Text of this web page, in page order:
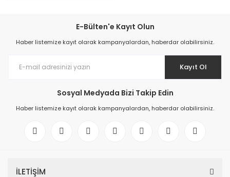
E-Bülten'e Kayıt Olun
Haber listemize kayıt olarak kampanyalardan, haberdar olabilirsiniz.
Kayıt Ol
Sosyal Medyada Bizi Takip Edin
Haber listemize kayıt olarak kampanyalardan, haberdar olabilirsiniz.
İLETİŞİM